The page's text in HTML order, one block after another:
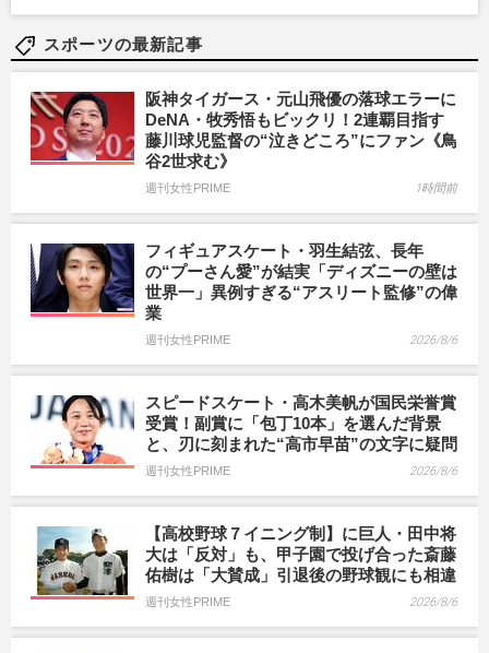
スポーツの最新記事
阪神タイガース・元山飛優の落球エラーに
DeNA・牧秀悟もビックリ！2連覇目指す
藤川球児監督の“泣きどころ”にファン《鳥
谷2世求む》
週刊女性PRIME 1時間前
フィギュアスケート・羽生結弦、長年
の“プーさん愛”が結実「ディズニーの壁は
世界一」異例すぎる“アスリート監修”の偉
業
週刊女性PRIME 2026/8/6
スピードスケート・高木美帆が国民栄誉賞
受賞！副賞に「包丁10本」を選んだ背景
と、刃に刻まれた“高市早苗”の文字に疑問
週刊女性PRIME 2026/8/6
【高校野球７イニング制】に巨人・田中将
大は「反対」も、甲子園で投げ合った斎藤
佑樹は「大賛成」引退後の野球観にも相違
週刊女性PRIME 2026/8/6